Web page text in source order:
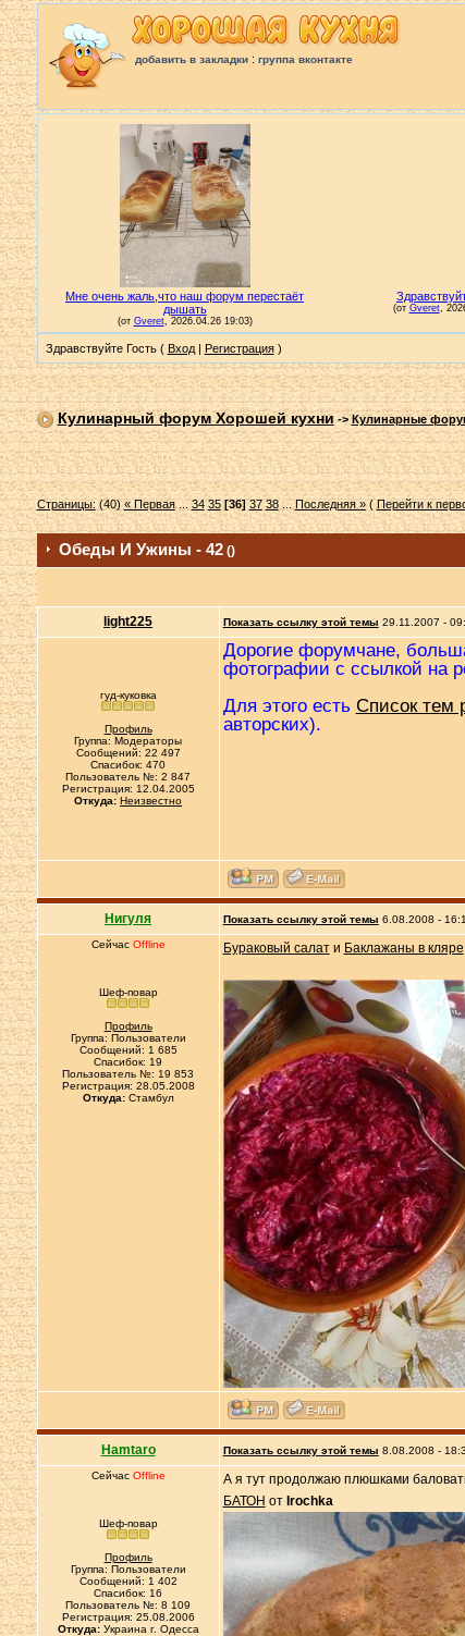
добавить в закладки: группа вконтакте
Здравствуйте Гость ( Вход| Регистрация)
Кулинарный форум Хорошей кухни->Кулинарные
Страницы:(40)« Первая...34 35 [36] 37 38...Последняя »(Перейти к
Обеды И Ужины - 42()
light225 Показать ссылку этой темы 29.11.2007 -
гуд-куковка
Профиль
Группа: Модераторы
Сообщений: 22 497
Спасибок: 470
Пользователь №: 2 847
Регистрация: 12.04.2005
Откуда: Неизвестно
Дорогие форумчане,
фотографии с ссылкой на
Для этого есть Список тем
авторских).
Нигуля Показать ссылку этой темы 6.08.2008 -
Сейчас Offline
Шеф-повар
Профиль
Группа: Пользователи
Сообщений: 1 685
Спасибок: 19
Пользователь №: 19 853
Регистрация: 28.05.2008
Откуда:Cтамбул
Бураковый салати Баклажаны в кляре
Hamtaro Показать ссылку этой темы 8.08.2008 -
Сейчас Offline
Шеф-повар
Профиль
Группа: Пользователи
Сообщений: 1 402
Спасибок: 16
Пользователь №: 8 109
Регистрация: 25.08.2006
Откуда:Украина г. Одесса
А я тут продолжаю плюшками
БАТОН от Irochka